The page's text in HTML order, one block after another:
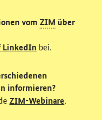
vom ZIM über
LinkedIn bei.
informieren?
ZIM-Webinare